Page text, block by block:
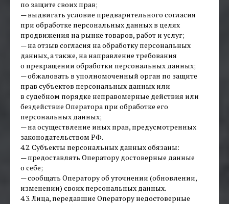
по защите своих прав;
— выдвигать условие предварительного согласия
при обработке персональных данных в целях
продвижения на рынке товаров, работ и услуг;
— на отзыв согласия на обработку персональных
данных, а также, на направление требования
о прекращении обработки персональных данных;
— обжаловать в уполномоченный орган по защите
прав субъектов персональных данных или
в судебном порядке неправомерные действия или
бездействие Оператора при обработке его
персональных данных;
— на осуществление иных прав, предусмотренных
законодательством РФ.
4.2. Субъекты персональных данных обязаны:
— предоставлять Оператору достоверные данные
о себе;
— сообщать Оператору об уточнении (обновлении,
изменении) своих персональных данных.
4.3. Лица, передавшие Оператору недостоверные